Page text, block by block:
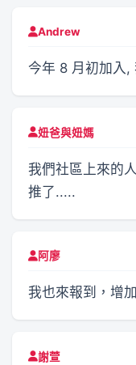
Andrew
今年 8 月初加入,
妞爸與妞媽
我們社區上來的
推了.....
阿廖
我也來報到，增
謝萱